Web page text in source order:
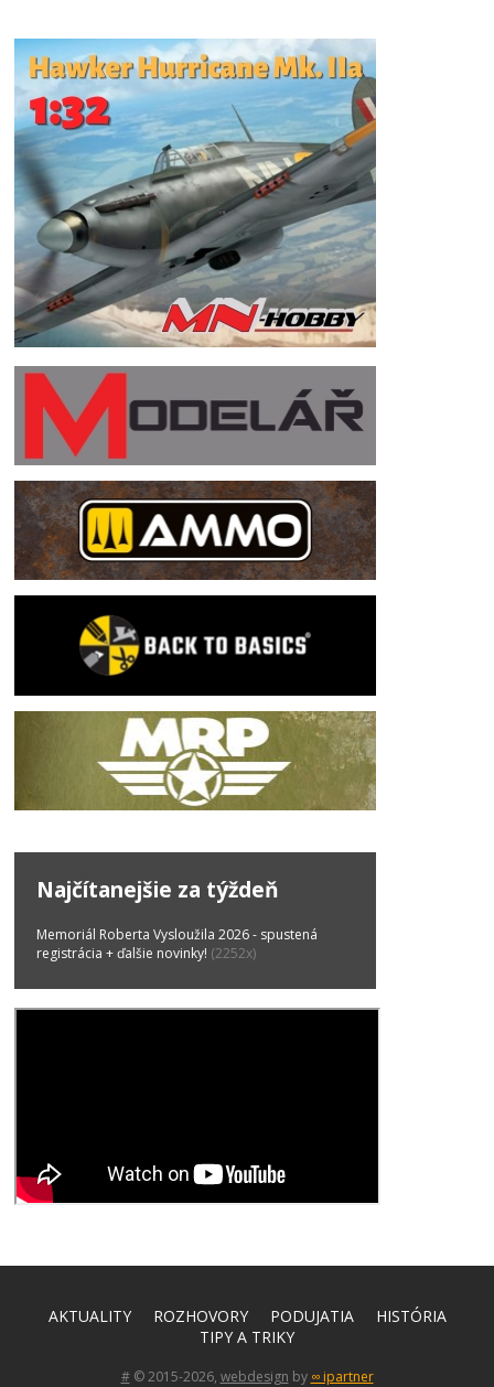
Najčítanejšie za týždeň
Memoriál Roberta Vysloužila 2026 - spustená
registrácia + ďalšie novinky! (2252x)
AKTUALITY ROZHOVORY PODUJATIA
HISTÓRIA
TIPY A TRIKY
#© 2015-2026, webdesign by ∞ ipartner